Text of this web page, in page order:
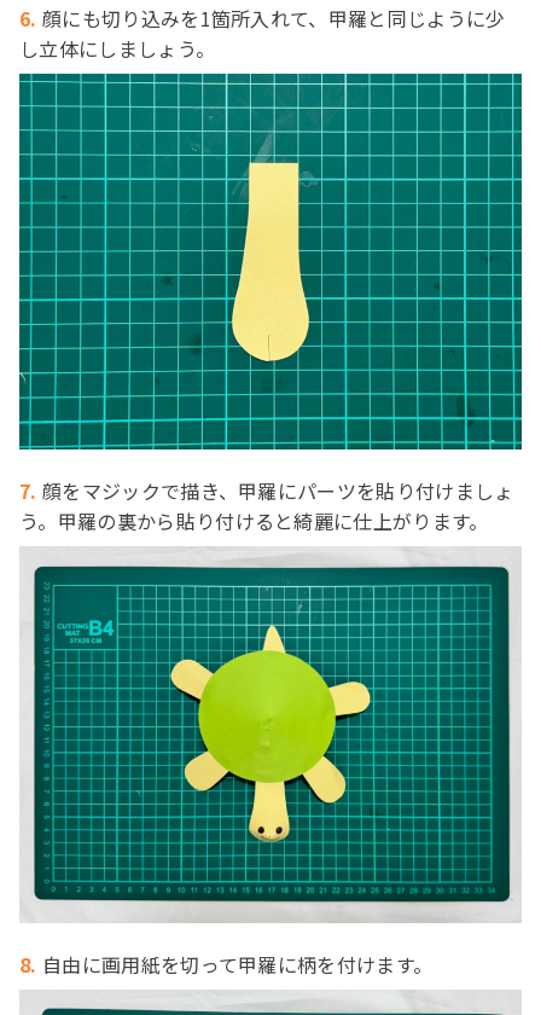
6. 顔にも切り込みを1箇所入れて、甲羅と同じように少
し立体にしましょう。
7. 顔をマジックで描き、甲羅にパーツを貼り付けましょ
う。甲羅の裏から貼り付けると綺麗に仕上がります。
8. 自由に画用紙を切って甲羅に柄を付けます。